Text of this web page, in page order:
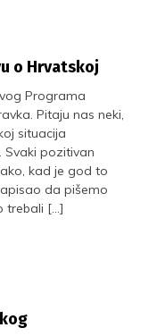
o Hrvatskoj
Programa
Pitaju nas neki,
situacija
Svaki pozitivan
kad je god to
da pišemo
trebali […]